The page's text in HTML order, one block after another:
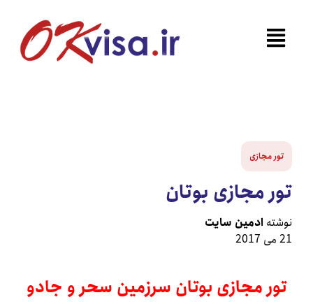
مجازی بوتان
ادمین سایت
مجازی بوتان سرزمین سحر و جادو